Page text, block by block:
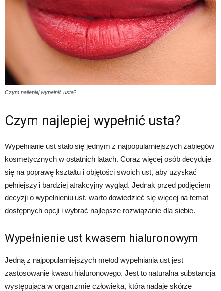
Czym najlepiej wypełnić usta?
Czym najlepiej wypełnić usta?
Wypełnianie ust stało się jednym z najpopularniejszych zabiegów
kosmetycznych w ostatnich latach. Coraz więcej osób decyduje
się na poprawę kształtu i objętości swoich ust, aby uzyskać
pełniejszy i bardziej atrakcyjny wygląd. Jednak przed podjęciem
decyzji o wypełnieniu ust, warto dowiedzieć się więcej na temat
dostępnych opcji i wybrać najlepsze rozwiązanie dla siebie.
Wypełnienie ust kwasem hialuronowym
Jedną z najpopularniejszych metod wypełniania ust jest
zastosowanie kwasu hialuronowego. Jest to naturalna substancja
występująca w organizmie człowieka, która nadaje skórze